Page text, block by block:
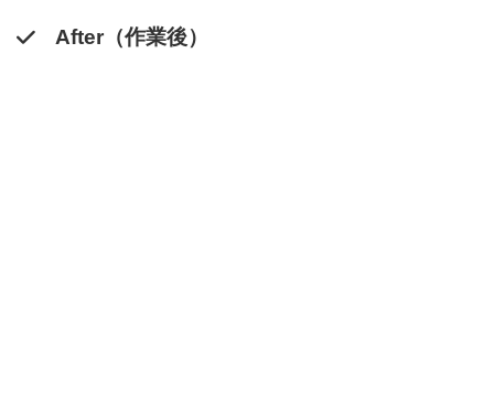
After（作業後）